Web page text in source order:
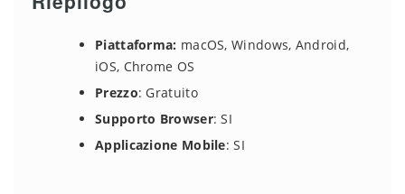
Piattaforma: macOS, Windows, Android,
iOS, Chrome OS
Prezzo: Gratuito
Supporto Browser: SI
Applicazione Mobile: SI